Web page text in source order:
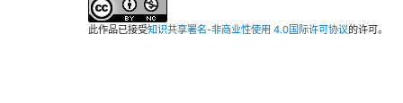
此作品已接受知识共享署名-非商业性使用 4.0国际许可协议的许可。